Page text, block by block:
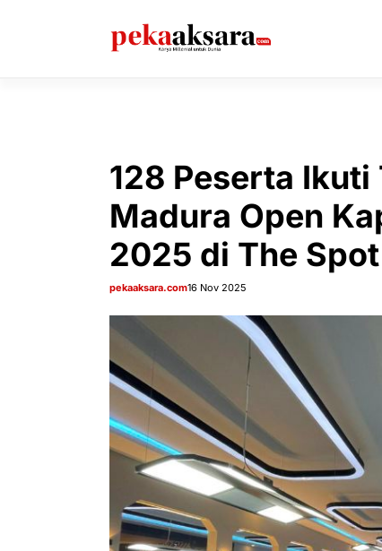
128 Peserta
Madura Open
2025 di The
pekaaksara.com16 Nov 2025